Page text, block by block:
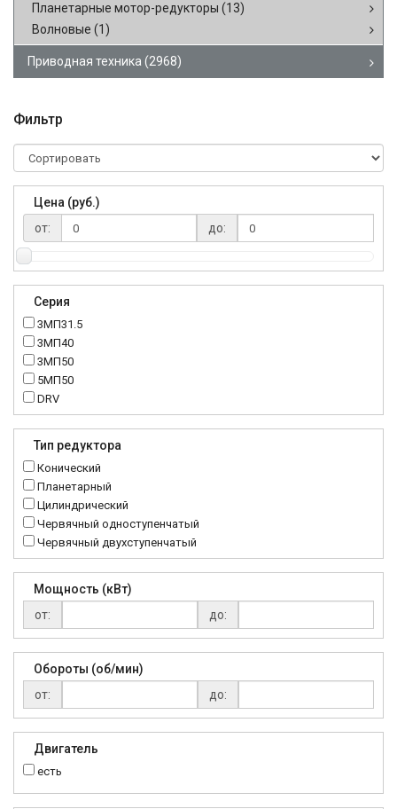
Планетарные мотор-редукторы (13)
Волновые (1)
Приводная техника (2968)
Фильтр
Цена (руб.)
от:
до:
Серия
3МП31.5
3МП40
3МП50
5МП50
DRV
K..DR
MTC
NMRV
RC
Тип редуктора
Конический
Планетарный
Цилиндрический
Червячный одноступенчатый
Червячный двухступенчатый
Мощность (кВт)
от:
до:
Обороты (об/мин)
от:
до:
Двигатель
есть